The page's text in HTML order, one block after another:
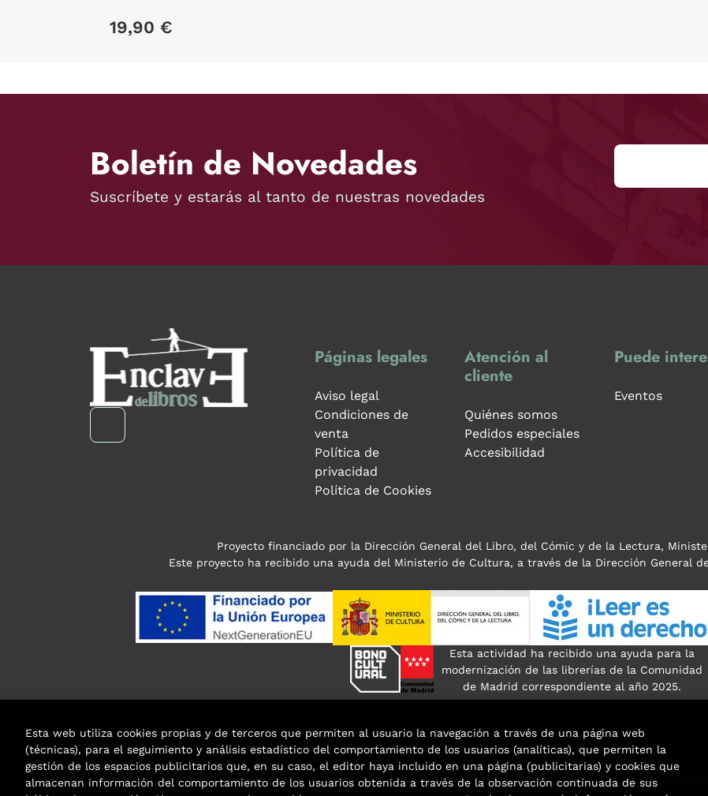
19,90 €
Boletín de Novedades
Suscríbete y estarás al tanto de nuestras novedades
Páginas legales
Aviso legal
Condiciones de
venta
Política de
privacidad
Política de Cookies
Atención al
cliente
Quiénes somos
Pedidos especiales
Accesibilidad
Puede
Eventos
Proyecto financiado por la Dirección General del Libro, del Cómic y de la Lectura,
Este proyecto ha recibido una ayuda del Ministerio de Cultura, a través de la Dirección General
Esta actividad ha recibido una ayuda para la
modernización de las librerías de la Comunidad
de Madrid correspondiente al año 2025.
Esta web utiliza cookies propias y de terceros que permiten al usuario la navegación a través de una página web
(técnicas), para el seguimiento y análisis estadístico del comportamiento de los usuarios (analíticas), que permiten la
gestión de los espacios publicitarios que, en su caso, el editor haya incluido en una página (publicitarias) y cookies que
almacenan información del comportamiento de los usuarios obtenida a través de la observación continuada de sus